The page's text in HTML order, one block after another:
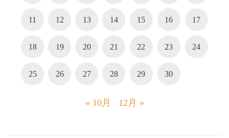
11 12 13 14 15 16 17
18 19 20 21 22 23 24
25 26 27 28 29 30
« 10月 12月 »